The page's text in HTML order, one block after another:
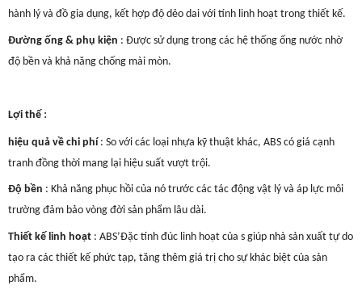
hành lý và đồ gia dụng, kết hợp độ dẻo dai với tính linh hoạt trong thiết kế.
Đường ống & phụ kiện : Được sử dụng trong các hệ thống ống nước nhờ
độ bền và khả năng chống mài mòn.
Lợi thế :
hiệu quả về chi phí : So với các loại nhựa kỹ thuật khác, ABS có giá cạnh
tranh đồng thời mang lại hiệu suất vượt trội.
Độ bền : Khả năng phục hồi của nó trước các tác động vật lý và áp lực môi
trường đảm bảo vòng đời sản phẩm lâu dài.
Thiết kế linh hoạt : ABS’Đặc tính đúc linh hoạt của s giúp nhà sản xuất tự do
tạo ra các thiết kế phức tạp, tăng thêm giá trị cho sự khác biệt của sản
phẩm.